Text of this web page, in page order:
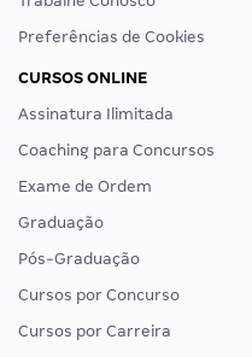
Preferências de Cookies
CURSOS ONLINE
Assinatura Ilimitada
Coaching para Concursos
Exame de Ordem
Graduação
Pós-Graduação
Cursos por Concurso
Cursos por Carreira